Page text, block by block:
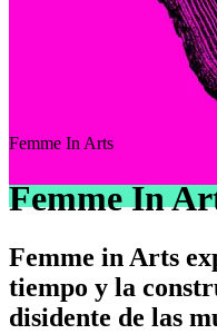
Femme In Arts
Femme In
Femme in Arts
tiempo y la
disidente de las